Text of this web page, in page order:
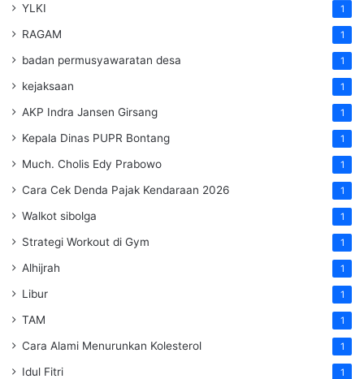
YLKI 1
RAGAM 1
badan permusyawaratan desa 1
kejaksaan 1
AKP Indra Jansen Girsang 1
Kepala Dinas PUPR Bontang 1
Much. Cholis Edy Prabowo 1
Cara Cek Denda Pajak Kendaraan 2026 1
Walkot sibolga 1
Strategi Workout di Gym 1
Alhijrah 1
Libur 1
TAM 1
Cara Alami Menurunkan Kolesterol 1
Idul Fitri 1